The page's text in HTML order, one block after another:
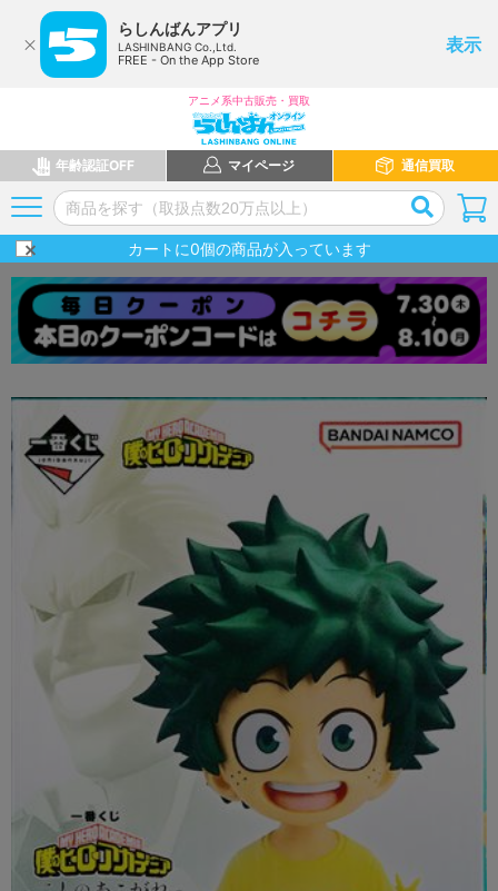
らしんばんアプリ
LASHINBANG Co.,Ltd.
FREE - On the App Store
表示
アニメ系中古販売・買取
年齢認証OFF マイページ 通信買取
カートに0個の商品が入っています